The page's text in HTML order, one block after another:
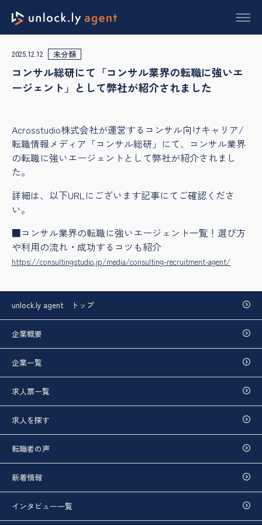
2025.12.12 未分類
コンサル総研にて「コンサル業界の転職に強いエ
ージェント」として弊社が紹介されました
Acrosstudio株式会社が運営するコンサル向けキャリア/
転職情報メディア「コンサル総研」にて、コンサル業界
の転職に強いエージェントとして弊社が紹介されまし
た。
詳細は、以下URLにございます記事にてご確認くださ
い。
■コンサル業界の転職に強いエージェント一覧！選び方
や利用の流れ・成功するコツも紹介
https://consultingstudio.jp/media/consulting-recruitment-agent/
unlock.ly agent トップ
企業概要
企業一覧
求人票一覧
求人を探す
転職者の声
新着情報
インタビュー一覧